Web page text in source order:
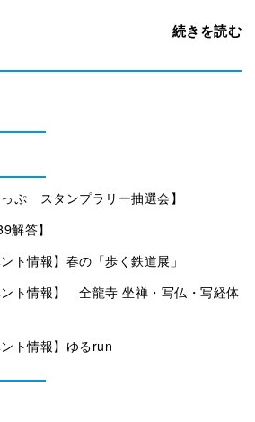
続きを読む
ぷ スタンプラリー抽選会】
解答】
ト情報】春の「歩く鉄道展」
ント情報】 全龍寺 坐禅・写仏・写経体
ト情報】ゆるrun